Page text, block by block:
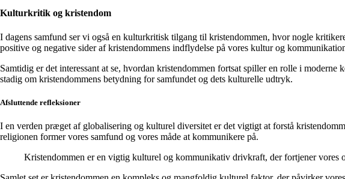
Kulturkritik og kristendom
I dagens samfund ser vi også en kulturkritisk tilgang til kristendommen, hvor nogle
positive og negative sider af kristendommens indflydelse på vores kultur og
Samtidig er det interessant at se, hvordan kristendommen fortsat spiller en rolle i
stadig om kristendommens betydning for samfundet og dets kulturelle udtryk.
Afsluttende refleksioner
I en verden præget af globalisering og kulturel diversitet er det vigtigt at forstå
religionen former vores samfund og vores måde at kommunikere på.
Kristendommen er en vigtig kulturel og kommunikativ drivkraft, der fortjener